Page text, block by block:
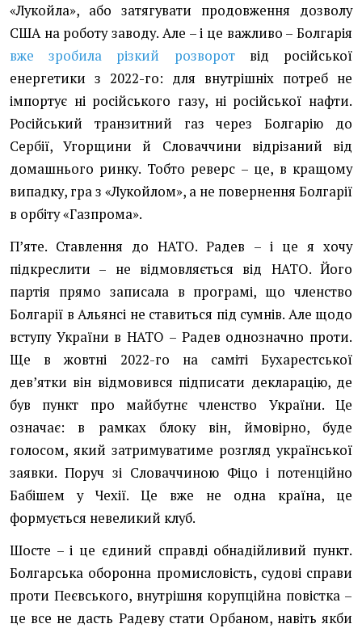
«Лукойла», або затягувати продовження дозволу
США на роботу заводу. Але – і це важливо – Болгарія
вже зробила різкий розворотвід російської
енергетики з 2022-го: для внутрішніх потреб не
імпортує ні російського газу, ні російської нафти.
Російський транзитний газ через Болгарію до
Сербії, Угорщини й Словаччини відрізаний від
домашнього ринку. Тобто реверс – це, в кращому
випадку, гра з «Лукойлом», а не повернення Болгарії
в орбіту «Газпрома».
Пʼяте. Ставлення до НАТО. Радев – і це я хочу
підкреслити – не відмовляється від НАТО. Його
партія прямо записала в програмі, що членство
Болгарії в Альянсі не ставиться під сумнів. Але щодо
вступу України в НАТО – Радев однозначно проти.
Ще в жовтні 2022-го на саміті Бухарестської
девʼятки він відмовився підписати декларацію, де
був пункт про майбутнє членство України. Це
означає: в рамках блоку він, ймовірно, буде
голосом, який затримуватиме розгляд української
заявки. Поруч зі Словаччиною Фіцо і потенційно
Бабішем у Чехії. Це вже не одна країна, це
формується невеликий клуб.
Шосте – і це єдиний справді обнадійливий пункт.
Болгарська оборонна промисловість, судові справи
проти Пеєвського, внутрішня корупційна повістка –
це все не дасть Радеву стати Орбаном, навіть якби